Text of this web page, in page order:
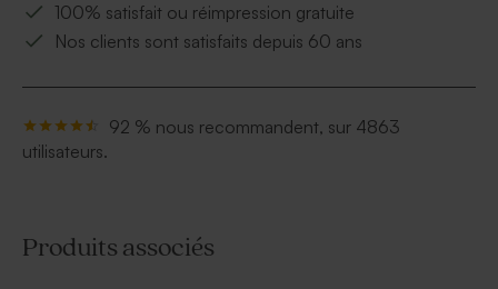
100% satisfait ou réimpression gratuite
Nos clients sont satisfaits depuis 60 ans
92 % nous recommandent, sur 4863
utilisateurs.
Produits associés